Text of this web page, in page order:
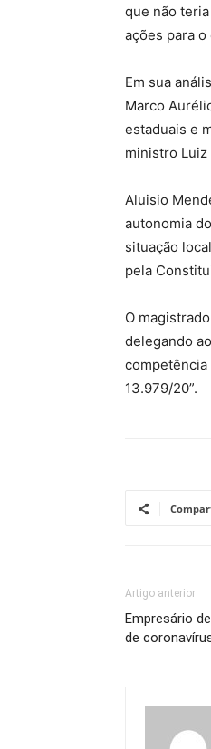
que não
ações para
Em sua
Marco
estaduais e
ministro
Aluisio
autonomia
situação
pela
O
delegando
competência
13.979/20”.
Artigo anterior
Empresário
de